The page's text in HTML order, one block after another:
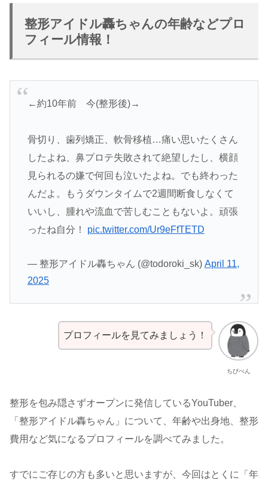
整形アイドル轟ちゃんの年齢などプロ
フィール情報！
←約10年前 今(整形後)→
骨切り、歯列矯正、軟骨移植…痛い思いたくさん
したよね、鼻プロテ失敗されて絶望したし、横顔
見られるの嫌で何回も泣いたよね。でも終わった
んだよ。もうダウンタイムで2週間断食しなくて
いいし、腫れや流血で苦しむこともないよ。頑張
ったね自分！ pic.twitter.com/Ur9eFfTETD
— 整形アイドル轟ちゃん (@todoroki_sk) April 11,
2025
ちびぺん
プロフィールを見てみましょう！
整形を包み隠さずオープンに発信しているYouTuber、
「整形アイドル轟ちゃん」について、年齢や出身地、整形
費用など気になるプロフィールを調べてみました。
すでにご存じの方も多いと思いますが、今回はとくに「年